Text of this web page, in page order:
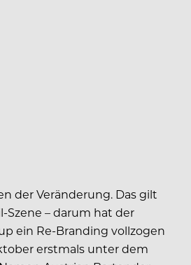
der Veränderung. Das gilt
Szene – darum hat der
ein Re-Branding vollzogen
erstmals unter dem